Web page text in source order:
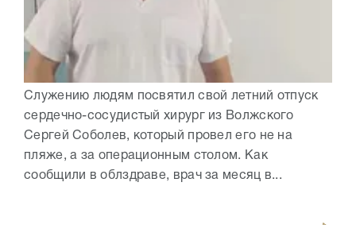
Служению людям посвятил свой летний отпуск
сердечно-сосудистый хирург из Волжского
Сергей Соболев, который провел его не на
пляже, а за операционным столом. Как
сообщили в облздраве, врач за месяц в...